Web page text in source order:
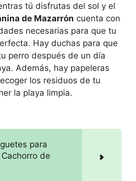
tú disfrutas del sol y el
de Mazarrón cuenta con
necesarias para que tu
Hay duchas para que
perro después de un día
Además, hay papeleras
los residuos de tu
la playa limpia.
para
de